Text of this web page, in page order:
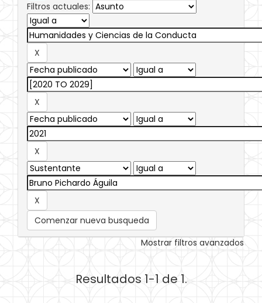
Filtros actuales:
Comenzar nueva busqueda
Mostrar filtros avanzados
Resultados 1-1 de 1.